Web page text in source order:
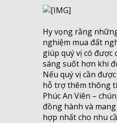
Hy vọng rằng
nghiệm mua đất
giúp quý vị có được
sáng suốt hơn khi
Nếu quý vị cần
hỗ trợ thêm thông
Phúc An Viên –
đồng hành và
hợp nhất cho nhu